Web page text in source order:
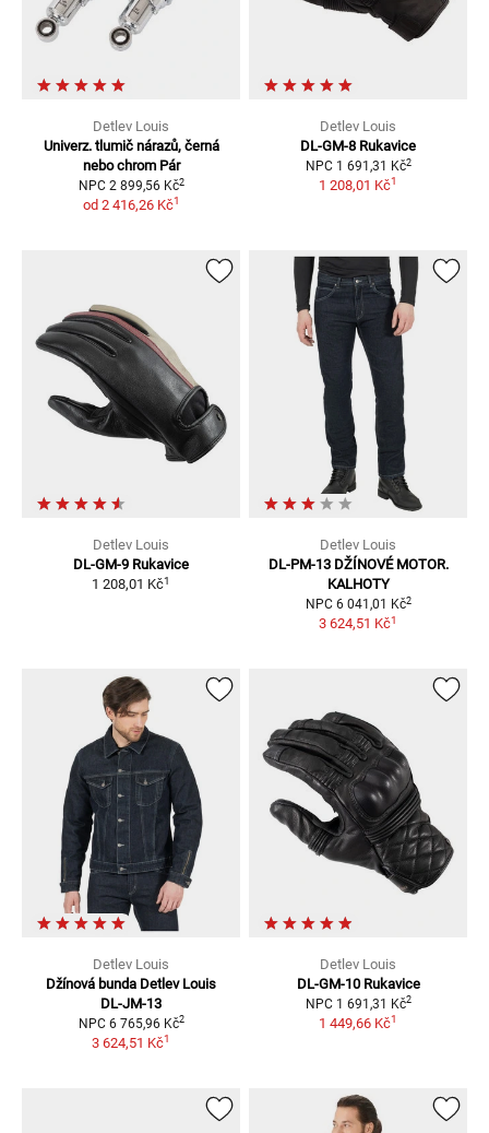
Detlev Louis
Univerz. tlumič nárazů, černá
nebo chrom Pár
NPC 2 899,56 Kč2
od 2 416,26 Kč1
Detlev Louis
DL-GM-8 Rukavice
NPC 1 691,31 Kč2
1 208,01 Kč1
Detlev Louis
DL-GM-9 Rukavice
1 208,01 Kč1
Detlev Louis
DL-PM-13 DŽÍNOVÉ MOTOR.
KALHOTY
NPC 6 041,01 Kč2
3 624,51 Kč1
Detlev Louis
Džínová bunda Detlev Louis
DL-JM-13
NPC 6 765,96 Kč2
3 624,51 Kč1
Detlev Louis
DL-GM-10 Rukavice
NPC 1 691,31 Kč2
1 449,66 Kč1